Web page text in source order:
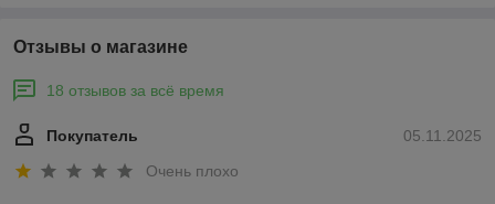
Отзывы о магазине
18 отзывов за всё время
05.11.2025
Покупатель
Очень плохо